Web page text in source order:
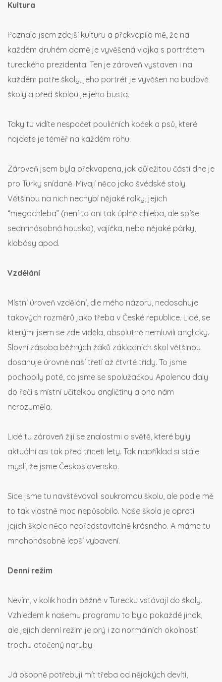
Kultura
Poznala jsem zdejší kulturu a překvapilo mě, že na
každém druhém domě je vyvěšená vlajka s portrétem
tureckého prezidenta. Ten je zároveň vystaven i na
každém patře školy, jeho portrét je vyvěšen na budově
školy a před školou je jeho busta.
Taky tu vidíte nespočet pouličních koček a psů, které
najdete je téměř na každém rohu.
Zároveň jsem byla překvapena, jak důležitou částí dne je
pro Turky snídaně. Mívají něco jako švédské stoly.
Většinou na nich nechybí nějaké rolky, jejich
“megachleba” (není to ani tak úplně chleba, ale spíše
sedminásobná houska), vajíčka, nebo nějaké párky,
klobásy apod.
Vzdělání
Místní úroveň vzdělání, dle mého názoru, nedosahuje
takových rozměrů jako třeba v České republice. Lidé, se
kterými jsem se zde viděla, absolutně nemluvili anglicky.
Slovní zásoba běžných žáků základních škol většinou
dosahuje úrovně naší třetí až čtvrté třídy. To jsme
pochopily poté, co jsme se spolužačkou Apolenou daly
do řeči s místní učitelkou angličtiny a ona nám
nerozuměla.
Lidé tu zároveň žijí se znalostmi o světě, které byly
aktuální asi tak před třiceti lety. Tak například si stále
myslí, že jsme Československo.
Sice jsme tu navštěvovali soukromou školu, ale podle mě
to tak vlastně moc nepůsobilo. Naše škola je oproti
jejich škole něco nepředstavitelně krásného. A máme tu
mnohonásobně lepší vybavení.
Denní režim
Nevím, v kolik hodin běžně v Turecku vstávají do školy.
Vzhledem k našemu programu to bylo pokaždé jinak,
ale jejich denní režim je prý i za normálních okolností
trochu otočený naruby.
Já osobně potřebuji mít třeba od nějakých devíti,